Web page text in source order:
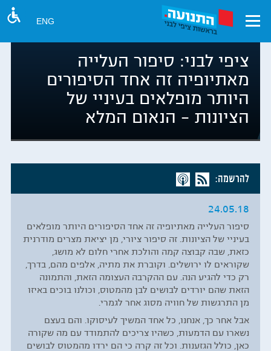
ENG
ציפי לבני: סיפור העלייה
מאתיופיה זה אחד הסיפורים
היותר מופלאים בעיניי של
הציונות – הנאום המלא
להרשמה:
24.05.18
סיפור העלייה מאתיופיה זה אחד הסיפורים היותר מופלאים
בעיניי של הציונות. זה סיפור ציורי, מן יציאת מצרים מודרנית
כזאת, שבה קבוצה קמה והולכת אחרי חלום לא מושג,
שקוראים לו ירושלים. וקוברת את מתיה, אלפים מהם, בדרך,
רק כדי להגיע הנה. עם ההקרבה העצומה הזאת, והתמונה
הזאת שהם יורדים לבושים לבן מהמטוס, וכולנו בוכים באיזו
מן התרגשות של חוויה מסוג אחר לגמרי.
אבל אחר כך, אנחנו, כל אחד המשיך לעיסוקו. והם בעצם
נשארו עם הדמעות, כשהיו צריכים להתמודד עם מה שקורה
כאן, כולל הגזענות. וכל זה קרה כי הם ירדו מהמטוס לבושים